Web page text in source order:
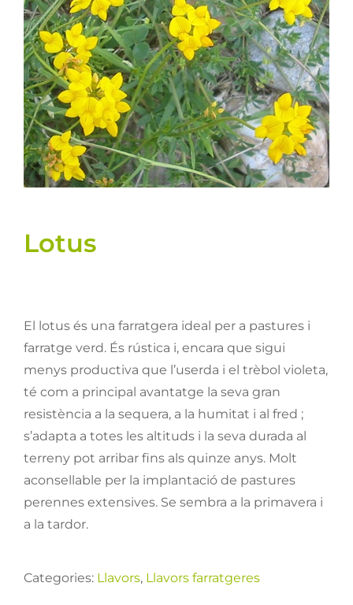
Llavors
Varis
Fitxes de producte
Cultius
Lotus
El lotus és una farratgera ideal per a pastures i
farratge verd. És rústica i, encara que sigui
menys productiva que l’userda i el trèbol violeta,
té com a principal avantatge la seva gran
resistència a la sequera, a la humitat i al fred ;
s’adapta a totes les altituds i la seva durada al
terreny pot arribar fins als quinze anys. Molt
aconsellable per la implantació de pastures
perennes extensives. Se sembra a la primavera i
a la tardor.
Categories: Llavors, Llavors farratgeres